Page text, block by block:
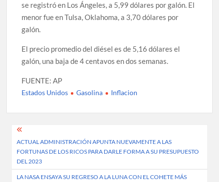
se registró en Los Ángeles, a 5,99 dólares por galón. El
menor fue en Tulsa, Oklahoma, a 3,70 dólares por
galón.
El precio promedio del diésel es de 5,16 dólares el
galón, una baja de 4 centavos en dos semanas.
FUENTE: AP
Estados Unidos Gasolina Inflacion
Post
navigation
ACTUAL ADMINISTRACIÓN APUNTA NUEVAMENTE A LAS
FORTUNAS DE LOS RICOS PARA DARLE FORMA A SU PRESUPUESTO
DEL 2023
LA NASA ENSAYA SU REGRESO A LA LUNA CON EL COHETE MÁS